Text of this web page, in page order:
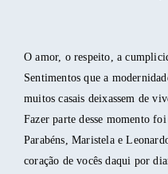
O amor, o respeito, a
Sentimentos que a
muitos casais deixassem de
Fazer parte desse momento foi
Parabéns, Maristela e
coração de vocês daqui por